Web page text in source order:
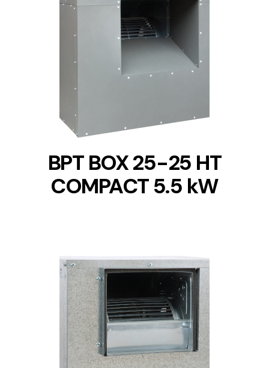
DETAILS
BPT BOX 25-25 HT
COMPACT 5.5 kW
DETAILS